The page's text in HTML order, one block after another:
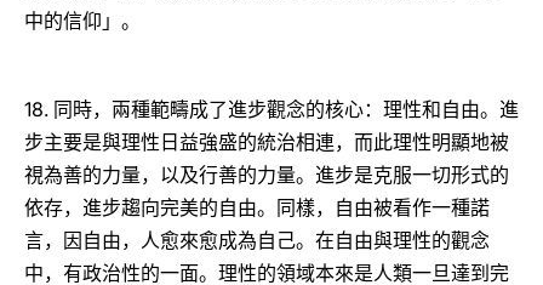
中的信仰」。
18. 同時，兩種範疇成了進步觀念的核心：理性和自由。進
步主要是與理性日益強盛的統治相連，而此理性明顯地被
視為善的力量，以及行善的力量。進步是克服一切形式的
依存，進步趨向完美的自由。同樣，自由被看作一種諾
言，因自由，人愈來愈成為自己。在自由與理性的觀念
中，有政治性的一面。理性的領域本來是人類一旦達到完